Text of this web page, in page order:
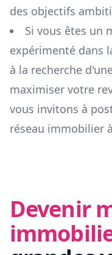
des objectifs
Si vous êtes un
expérimenté dans
à la recherche
maximiser votre
vous invitons à
réseau immobilier
Devenir